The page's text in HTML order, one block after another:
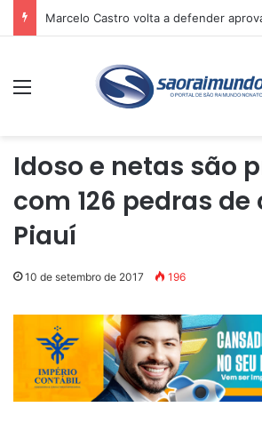
Menu
Idoso e netas são
com 126 pedras
Piauí
10 de setembro de 2017 196